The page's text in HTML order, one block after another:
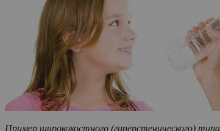
Пример ширококостного (гиперстенического)